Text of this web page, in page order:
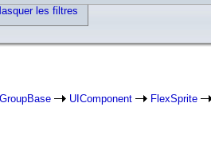
les filtres
GroupBase UIComponent FlexSprite